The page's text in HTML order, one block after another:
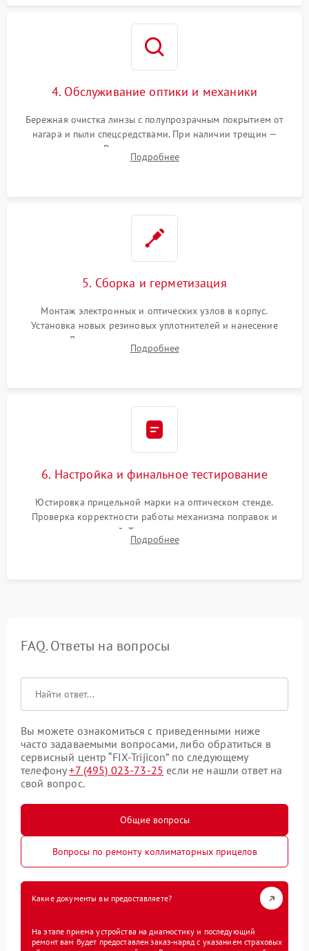
4. Обслуживание оптики и механики
Бережная очистка линзы с полупрозрачным покрытием от
нагара и пыли спецсредствами. При наличии трещин —
замена стекла. Восстановление или замена пружин и
резьбовых элементов в механизме ввода поправок для
Подробнее
5. Сборка и герметизация
Монтаж электронных и оптических узлов в корпус.
Установка новых резиновых уплотнителей и нанесение
герметика. Для закрытых коллиматоров — вакуумирование и
заполнение инертным газом для исключения запотевания
Подробнее
6. Настройка и финальное тестирование
Юстировка прицельной марки на оптическом стенде.
Проверка корректности работы механизма поправок и
отсутствия искажений. Тестирование прицела на ударном
стенде для подтверждения устойчивости к отдаче оружия и
Подробнее
FAQ. Ответы на вопросы
Вы можете ознакомиться с приведенными ниже
часто задаваемыми вопросами, либо обратиться в
сервисный центр “FIX-Trijicon” по следующему
телефону+7 (495) 023-73-25 если не нашли ответ на
свой вопрос.
Общие вопросы
Вопросы по ремонту коллиматорных прицелов
Какие документы вы предоставляете?
На этапе приема устройства на диагностику и последующий
ремонт вам будет предоставлен заказ-наряд с указанием страховых